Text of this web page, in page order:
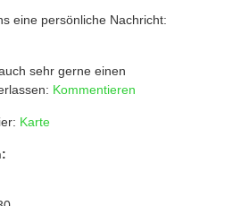
eine persönliche Nachricht:
sehr gerne einen
Kommentieren
Karte